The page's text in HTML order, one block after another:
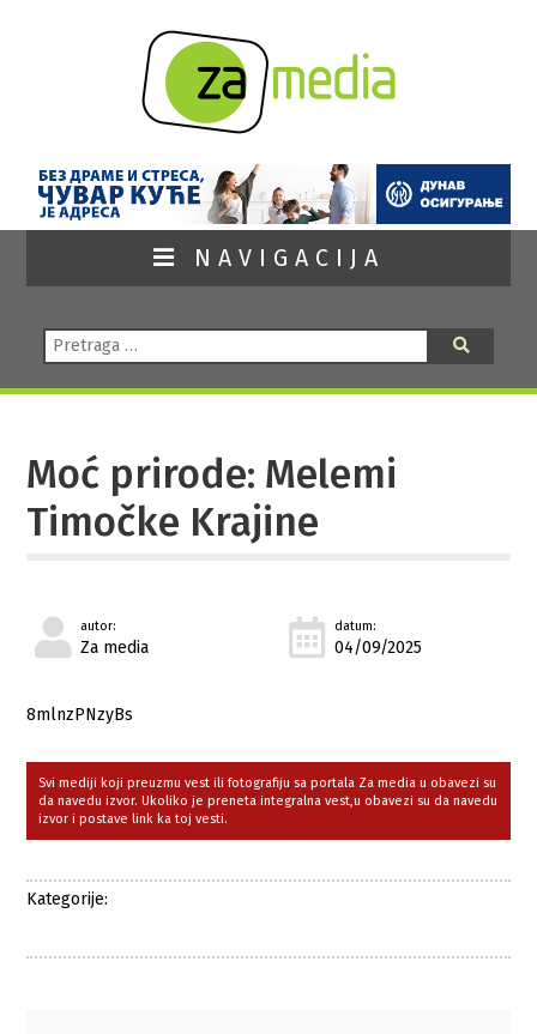
NAVIGACIJA
Pretraga:
Moć prirode: Melemi
Timočke Krajine
autor:
Za media
datum:
04/09/2025
8mlnzPNzyBs
Svi mediji koji preuzmu vest ili fotografiju sa portala Za media u obavezi su
da navedu izvor. Ukoliko je preneta integralna vest,u obavezi su da navedu
izvor i postave link ka toj vesti.
Kategorije: